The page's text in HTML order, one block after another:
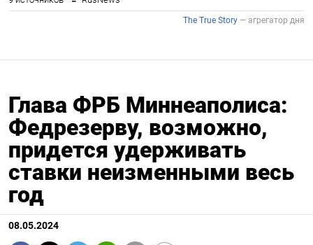
Глава ФРБ Миннеаполиса:
Федрезерву, возможно,
придется удерживать
ставки неизменными весь
год
08.05.2024